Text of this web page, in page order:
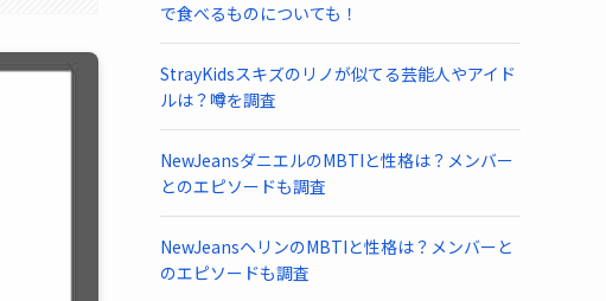
で食べるものについても！
StrayKidsスキズのリノが似てる芸能人やアイド
ルは？噂を調査
NewJeansダニエルのMBTIと性格は？メンバー
とのエピソードも調査
NewJeansヘリンのMBTIと性格は？メンバーと
のエピソードも調査